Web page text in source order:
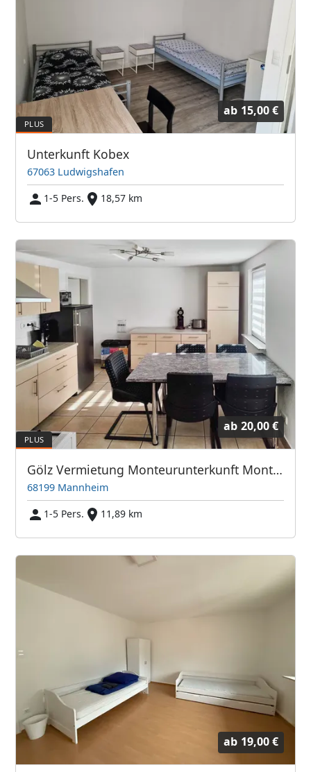
ab 15,00 €
Unterkunft Kobex
67063 Ludwigshafen
1-5 Pers.
18,57 km
ab 20,00 €
Gölz Vermietung Monteurunterkunft Monteurzimmer Monteurwohnung Zimmer Unterkunft
68199 Mannheim
1-5 Pers.
11,89 km
ab 19,00 €